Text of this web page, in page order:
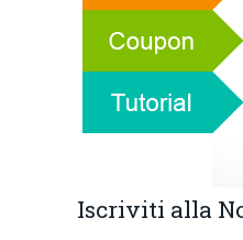
Iscriviti alla